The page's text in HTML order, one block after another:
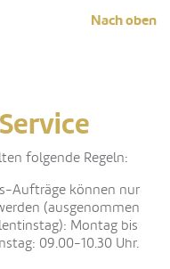
Nach oben
folgende Regeln:
Aufträge können nur
(ausgenommen
Montag bis
09.00-10.30 Uhr.